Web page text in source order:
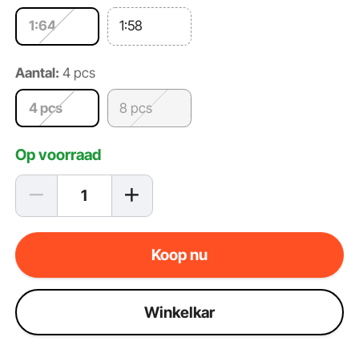
1:64 1:58
Aantal: 4 pcs
4 pcs 8 pcs
Op voorraad
Koop nu
Winkelkar